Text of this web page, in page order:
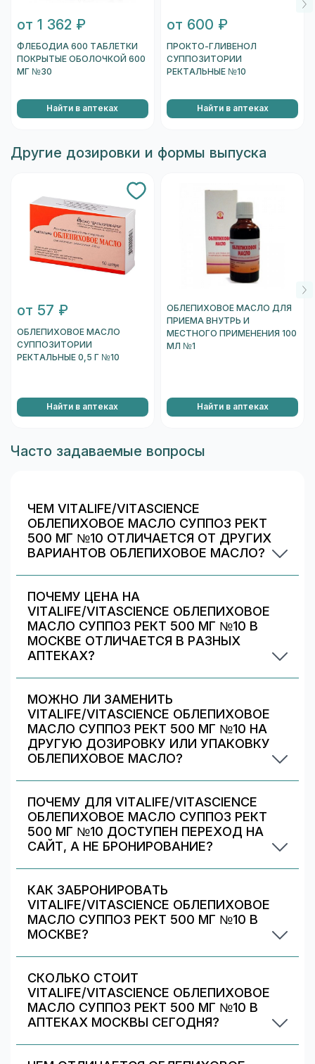
от 1 362 ₽
ФЛЕБОДИА 600 ТАБЛЕТКИ
ПОКРЫТЫЕ ОБОЛОЧКОЙ 600
МГ №30
Найти в аптеках
от 600 ₽
ПРОКТО-ГЛИВЕНОЛ
СУППОЗИТОРИИ
РЕКТАЛЬНЫЕ №10
Найти в аптеках
Другие дозировки и формы выпуска
от 57 ₽
ОБЛЕПИХОВОЕ МАСЛО
СУППОЗИТОРИИ
РЕКТАЛЬНЫЕ 0,5 Г №10
Найти в аптеках
ОБЛЕПИХОВОЕ МАСЛО ДЛЯ
ПРИЕМА ВНУТРЬ И
МЕСТНОГО ПРИМЕНЕНИЯ 100
МЛ №1
Найти в аптеках
Часто задаваемые вопросы
ЧЕМ VITALIFE/VITASCIENCE
ОБЛЕПИХОВОЕ МАСЛО СУППОЗ РЕКТ
500 МГ №10 ОТЛИЧАЕТСЯ ОТ ДРУГИХ
ВАРИАНТОВ ОБЛЕПИХОВОЕ МАСЛО?
объёмом/упаковкой. В блоке «Формы выпуска»
можно сравнить цены и наличие по другим
вариантам.
ПОЧЕМУ ЦЕНА НА
VITALIFE/VITASCIENCE ОБЛЕПИХОВОЕ
МАСЛО СУППОЗ РЕКТ 500 МГ №10 В
МОСКВЕ ОТЛИЧАЕТСЯ В РАЗНЫХ
АПТЕКАХ?
разных аптек в Москве — выбирайте самое
выгодное и удобное по адресу/времени
работы.
МОЖНО ЛИ ЗАМЕНИТЬ
VITALIFE/VITASCIENCE ОБЛЕПИХОВОЕ
МАСЛО СУППОЗ РЕКТ 500 МГ №10 НА
ДРУГУЮ ДОЗИРОВКУ ИЛИ УПАКОВКУ
ОБЛЕПИХОВОЕ МАСЛО?
список альтернативных дозировок/упаковок
— сравните наличие и цену. Подбор дозировки
должен выполняться врачом.
ПОЧЕМУ ДЛЯ VITALIFE/VITASCIENCE
ОБЛЕПИХОВОЕ МАСЛО СУППОЗ РЕКТ
500 МГ №10 ДОСТУПЕН ПЕРЕХОД НА
САЙТ, А НЕ БРОНИРОВАНИЕ?
перехода на их сайт. Вы можете выбрать
аптеку с бронированием (если есть) или
перейти на сайт партнёра для оформления.
КАК ЗАБРОНИРОВАТЬ
VITALIFE/VITASCIENCE ОБЛЕПИХОВОЕ
МАСЛО СУППОЗ РЕКТ 500 МГ №10 В
МОСКВЕ?
(если доступно). После оформления получите
номер заказа и выкупите препарат в аптеке.
СКОЛЬКО СТОИТ
VITALIFE/VITASCIENCE ОБЛЕПИХОВОЕ
МАСЛО СУППОЗ РЕКТ 500 МГ №10 В
АПТЕКАХ МОСКВЫ СЕГОДНЯ?